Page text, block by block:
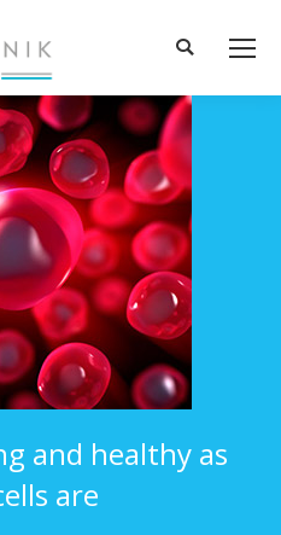
Search:
and healthy as
are